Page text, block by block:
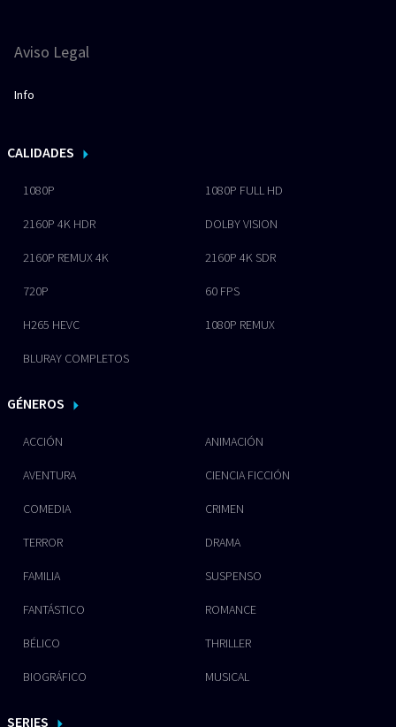
Aviso Legal
Info
CALIDADES
1080P 1080P FULL HD
2160P 4K HDR DOLBY VISION
2160P REMUX 4K 2160P 4K SDR
720P 60 FPS
H265 HEVC 1080P REMUX
BLURAY COMPLETOS
GÉNEROS
ACCIÓN ANIMACIÓN
AVENTURA CIENCIA FICCIÓN
COMEDIA CRIMEN
TERROR DRAMA
FAMILIA SUSPENSO
FANTÁSTICO ROMANCE
BÉLICO THRILLER
BIOGRÁFICO MUSICAL
SERIES